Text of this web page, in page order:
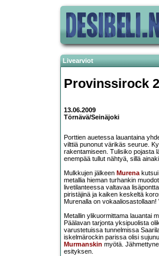
Livearviot
Provinssirock
13.06.2009
Törnävä/Seinäjoki
Porttien auetessa lauantaina
vilttiä punonut värikäs seurue.
rakentamiseen. Tulisiko pojasta
enempää tullut nähtyä, sillä
Mulkkujen jälkeen Murenakutsui
metallia hieman turhankin
livetilanteessa valtavaa
piristäjinä ja kaiken keskeltä
Murenalla on
Metallin ylikuormittama lauantai
Päälavan tarjonta yksipuolista
varustetuissa tunnelmissa
iskelmärockin parissa olisi
Murmanskin myötä.
esityksen.